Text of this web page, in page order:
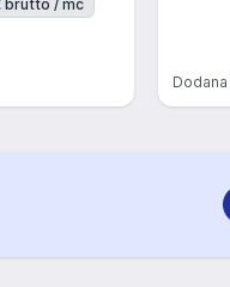
brutto / mc
Dodana